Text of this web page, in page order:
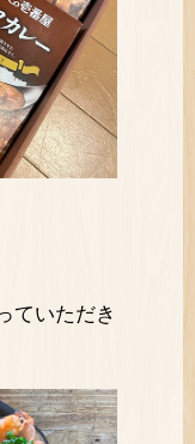
ていただき